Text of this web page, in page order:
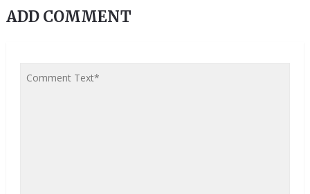
ADD COMMENT